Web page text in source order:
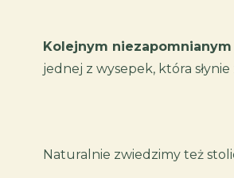
Kolejnym
jednej z wysepek, która
Naturalnie zwiedzimy też